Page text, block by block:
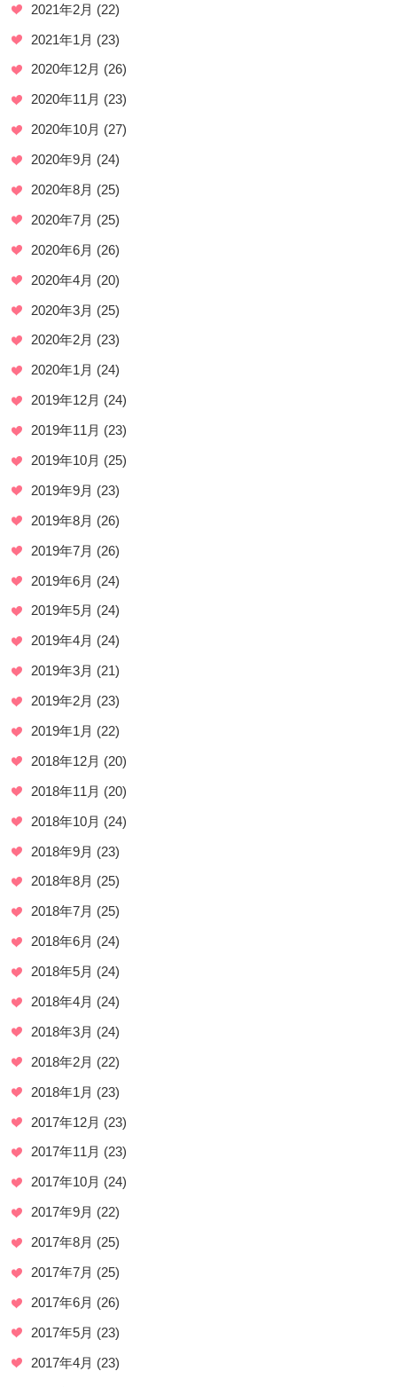
2021年2月 (22)
2021年1月 (23)
2020年12月 (26)
2020年11月 (23)
2020年10月 (27)
2020年9月 (24)
2020年8月 (25)
2020年7月 (25)
2020年6月 (26)
2020年4月 (20)
2020年3月 (25)
2020年2月 (23)
2020年1月 (24)
2019年12月 (24)
2019年11月 (23)
2019年10月 (25)
2019年9月 (23)
2019年8月 (26)
2019年7月 (26)
2019年6月 (24)
2019年5月 (24)
2019年4月 (24)
2019年3月 (21)
2019年2月 (23)
2019年1月 (22)
2018年12月 (20)
2018年11月 (20)
2018年10月 (24)
2018年9月 (23)
2018年8月 (25)
2018年7月 (25)
2018年6月 (24)
2018年5月 (24)
2018年4月 (24)
2018年3月 (24)
2018年2月 (22)
2018年1月 (23)
2017年12月 (23)
2017年11月 (23)
2017年10月 (24)
2017年9月 (22)
2017年8月 (25)
2017年7月 (25)
2017年6月 (26)
2017年5月 (23)
2017年4月 (23)